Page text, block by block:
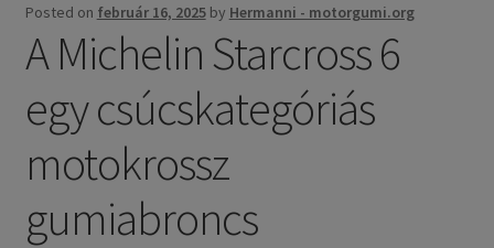
Gumi ABC
Márkák
Tesztek
Kapcs.
Posted on február 16, 2025 by Hermanni - motorgumi.org
A Michelin Starcross 6
egy csúcskategóriás
motokrossz
gumiabroncs